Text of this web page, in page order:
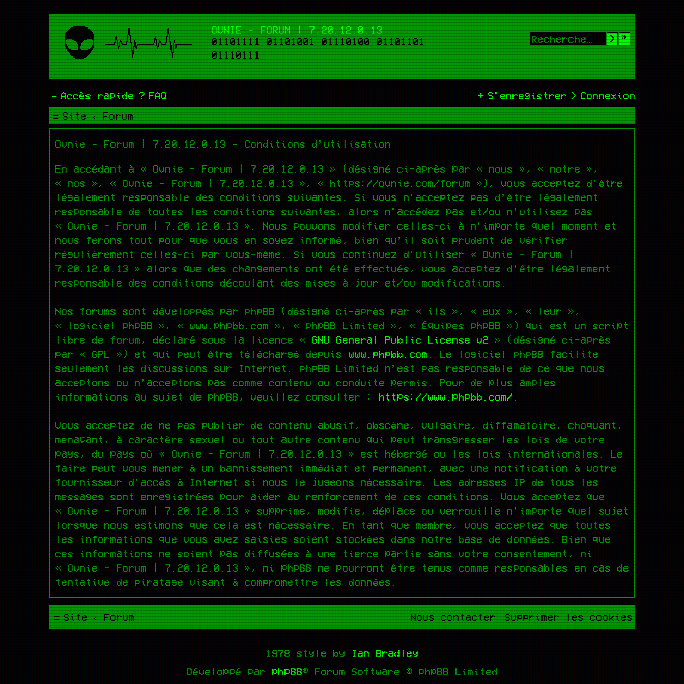
OVNIE - FORUM | 7.20.12.0.13
01101111 01101001 01110100 01101101
01110111
Rechercher
Accès rapide FAQ Connexion
S’enregistrer
Site Forum
Ovnie - Forum | 7.20.12.0.13 - Conditions d’utilisation
En accédant à « Ovnie - Forum | 7.20.12.0.13 » (désigné ci-après par « nous », « notre »,
« nos », « Ovnie - Forum | 7.20.12.0.13 », « https://ovnie.com/forum »), vous acceptez d’être
légalement responsable des conditions suivantes. Si vous n’acceptez pas d’être légalement
responsable de toutes les conditions suivantes, alors n’accédez pas et/ou n’utilisez pas
« Ovnie - Forum | 7.20.12.0.13 ». Nous pouvons modifier celles-ci à n’importe quel moment et
nous ferons tout pour que vous en soyez informé, bien qu’il soit prudent de vérifier
régulièrement celles-ci par vous-même. Si vous continuez d’utiliser « Ovnie - Forum |
7.20.12.0.13 » alors que des changements ont été effectués, vous acceptez d’être légalement
responsable des conditions découlant des mises à jour et/ou modifications.
Nos forums sont développés par phpBB (désigné ci-après par « ils », « eux », « leur »,
« logiciel phpBB », « www.phpbb.com », « phpBB Limited », « Équipes phpBB ») qui est un script
libre de forum, déclaré sous la licence « GNU General Public License v2 » (désigné ci-après
par « GPL ») et qui peut être téléchargé depuis www.phpbb.com . Le logiciel phpBB facilite
seulement les discussions sur Internet. phpBB Limited n’est pas responsable de ce que nous
acceptons ou n’acceptons pas comme contenu ou conduite permis. Pour de plus amples
informations au sujet de phpBB, veuillez consulter : https://www.phpbb.com/
Vous acceptez de ne pas publier de contenu abusif, obscène, vulgaire, diffamatoire, choquant,
menaçant, à caractère sexuel ou tout autre contenu qui peut transgresser les lois de votre
pays, du pays où « Ovnie - Forum | 7.20.12.0.13 » est hébergé ou les lois internationales. Le
faire peut vous mener à un bannissement immédiat et permanent, avec une notification à votre
fournisseur d’accès à Internet si nous le jugeons nécessaire. Les adresses IP de tous les
messages sont enregistrées pour aider au renforcement de ces conditions. Vous acceptez que
« Ovnie - Forum | 7.20.12.0.13 » supprime, modifie, déplace ou verrouille n’importe quel sujet
lorsque nous estimons que cela est nécessaire. En tant que membre, vous acceptez que toutes
les informations que vous avez saisies soient stockées dans notre base de données. Bien que
ces informations ne soient pas diffusées à une tierce partie sans votre consentement, ni
« Ovnie - Forum | 7.20.12.0.13 », ni phpBB ne pourront être tenus comme responsables en cas de
tentative de piratage visant à compromettre les données.
Site Forum Supprimer les cookies
Nous contacter
1978 style by
Ian Bradley
Développé par phpBB® Forum Software © phpBB Limited